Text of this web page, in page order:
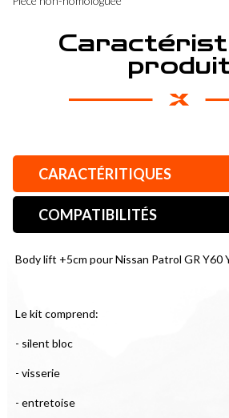
CARACTÉRITIQUES
COMPATIBILITÉS
Body lift +5cm pour Nissan Patrol GR Y60
Le kit comprend:
- silent bloc
- visserie
- entretoise